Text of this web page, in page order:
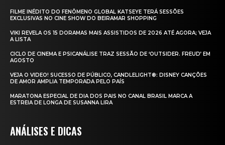
FILME INÉDITO DO FENÔMENO GLOBAL KATSEYE TERÁ SESSÕES
EXCLUSIVAS NO CINE SHOW DO BEIRAMAR SHOPPING
VIKI REVELA OS 15 DORAMAS MAIS ASSISTIDOS DE 2026 ATÉ AGORA; VEJA
A LISTA
CICLO DE CINEMA E PSICANÁLISE TRAZ SESSÃO DE ‘OUTSIDER. FREUD’ EM
AGOSTO
VEJA O VIDEO! SUCESSO DE PÚBLICO, CANDLELIGHT®: DISNEY CANÇÕES
DE AMOR AMPLIA TEMPORADA PELO PAÍS
MARATONA ESPECIAL DE DIA DOS PAIS NO CANAL BRASIL MARCA A
ESTREIA DE LONGA DE SUSANNA LIRA
ANÁLISES E DICAS